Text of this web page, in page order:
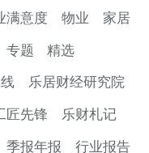
满意度 物业 家居
专题 精选
乐居财经研究院
匠先锋 乐财札记
季报年报 行业报告